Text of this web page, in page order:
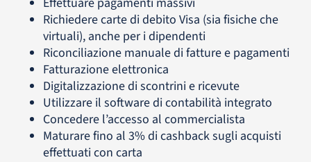
Richiedere carte di debito Visa (sia fisiche che
virtuali), anche per i dipendenti
Riconciliazione manuale di fatture e pagamenti
Fatturazione elettronica
Digitalizzazione di scontrini e ricevute
Utilizzare il software di contabilità integrato
Concedere l’accesso al commercialista
Maturare fino al 3% di cashback sugli acquisti
effettuati con carta